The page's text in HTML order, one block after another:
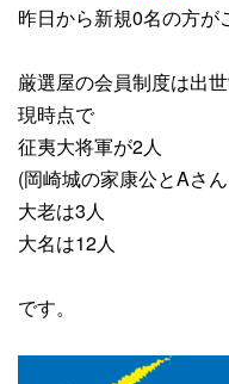
昨日から新規0名の方が
厳選屋の会員制度は出
現時点で
征夷大将軍が2人
(岡崎城の家康公とAさん
大老は3人
大名は12人
です。